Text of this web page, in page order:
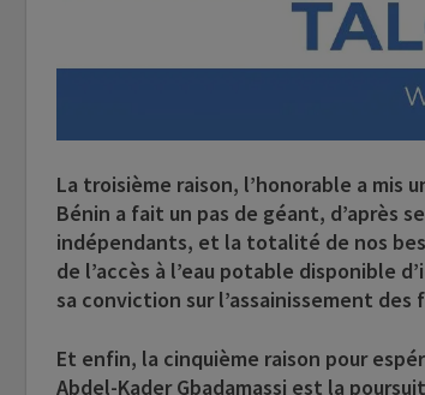
La troisième raison, l’honorable a mis
Bénin a fait un pas de géant, d’après
indépendants, et la totalité de nos
de l’accès à l’eau potable disponible
sa conviction sur l’assainissement
Et enfin, la cinquième raison pour
Abdel-Kader Gbadamassi est la